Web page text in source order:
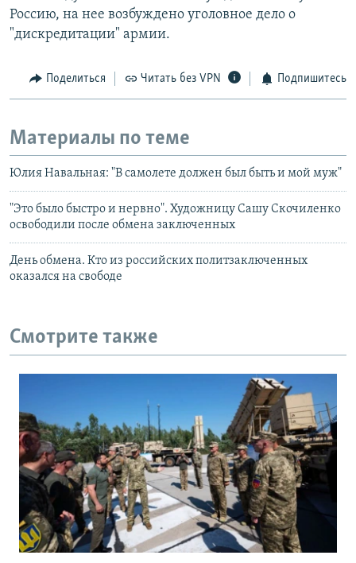
Россию, на нее возбуждено уголовное дело о
"дискредитации" армии.
Поделиться Читать без VPN Подпишитесь
Материалы по теме
Юлия Навальная: "В самолете должен был быть и мой муж"
"Это было быстро и нервно". Художницу Сашу Скочиленко
освободили после обмена заключенных
День обмена. Кто из российских политзаключенных
оказался на свободе
Смотрите также